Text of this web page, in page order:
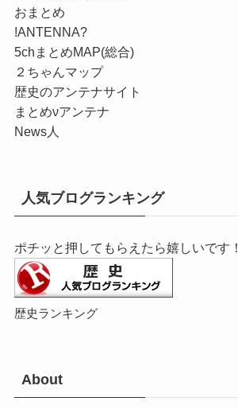
おまとめ
!ANTENNA?
5chまとめMAP(総合)
２ちゃんマップ
歴史のアンテナサイト
まとめνアンテナ
News人
人気ブログランキング
ポチッと押してもらえたら嬉しいです！
歴史ランキング
About